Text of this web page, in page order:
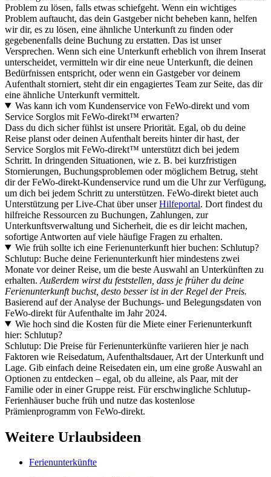
Problem zu lösen, falls etwas schiefgeht. Wenn ein wichtiges
Problem auftaucht, das dein Gastgeber nicht beheben kann, helfen
wir dir, es zu lösen, eine ähnliche Unterkunft zu finden oder
gegebenenfalls deine Buchung zu erstatten. Das ist unser
Versprechen. Wenn sich eine Unterkunft erheblich von ihrem Inserat
unterscheidet, vermitteln wir dir eine neue Unterkunft, die deinen
Bedürfnissen entspricht, oder wenn ein Gastgeber vor deinem
Aufenthalt storniert, steht dir ein engagiertes Team zur Seite, das dir
eine ähnliche Unterkunft vermittelt.
Was kann ich vom Kundenservice von FeWo-direkt und vom
Service Sorglos mit FeWo-direkt™ erwarten?
Dass du dich sicher fühlst ist unsere Priorität. Egal, ob du deine
Reise planst oder deinen Aufenthalt bereits hinter dir hast, der
Service Sorglos mit FeWo-direkt™ unterstützt dich bei jedem
Schritt. In dringenden Situationen, wie z. B. bei kurzfristigen
Stornierungen, Buchungsproblemen oder möglichem Betrug, steht
dir der FeWo-direkt-Kundenservice rund um die Uhr zur Verfügung,
um dich bei jedem Schritt zu unterstützen. FeWo-direkt bietet auch
Unterstützung per Live-Chat über unserHilfeportal. Dort findest du
hilfreiche Ressourcen zu Buchungen, Zahlungen, zur
Unterkunftsverwaltung und Sicherheit, die es dir leicht machen,
sofortige Antworten auf viele häufige Fragen zu erhalten.
Wie früh sollte ich eine Ferienunterkunft hier buchen: Schlutup?
Schlutup: Buche deine Ferienunterkunft hier mindestens zwei
Monate vor deiner Reise, um die beste Auswahl an Unterkünften zu
erhalten. Außerdem wirst du feststellen, dass je früher du deine
Ferienunterkunft buchst, desto besser ist in der Regel der Preis.
Basierend auf der Analyse der Buchungs- und Belegungsdaten von
FeWo-direkt für Aufenthalte im Jahr 2024.
Wie hoch sind die Kosten für die Miete einer Ferienunterkunft
hier: Schlutup?
Schlutup: Die Preise für Ferienunterkünfte variieren hier je nach
Faktoren wie Reisedatum, Aufenthaltsdauer, Art der Unterkunft und
Lage. Gib einfach deine Reisedaten ein, um eine große Auswahl an
Optionen zu entdecken – egal, ob du alleine, als Paar, mit der
Familie oder in einer Gruppe reist. Für erschwingliche Schlutup-
Ferienhäuser buche früh und nutze das kostenlose
Prämienprogramm von FeWo-direkt.
Weitere Urlaubsideen
Ferienunterkünfte